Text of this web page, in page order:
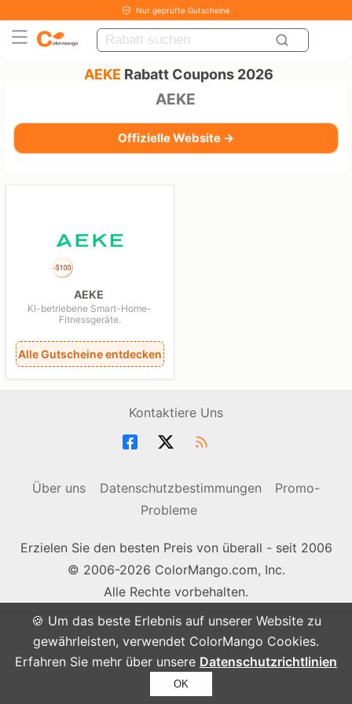
🍪 Um das beste Erlebnis auf unserer Website zu
gewährleisten, verwendet ColorMango Cookies.
Erfahren Sie mehr über unsere Datenschutzrichtlinien
OK
Nur geprüfte Gutscheine
AEKE Rabatt Coupons 2026
AEKE
Offizielle Website →
AEKE
KI-betriebene Smart-Home-
Fitnessgeräte.
Alle Gutscheine entdecken
Kontaktiere Uns
Über uns Datenschutzbestimmungen
Promo-
Probleme
Erzielen Sie den besten Preis von überall - seit 2006
© 2006-2026 ColorMango.com, Inc.
Alle Rechte vorbehalten.